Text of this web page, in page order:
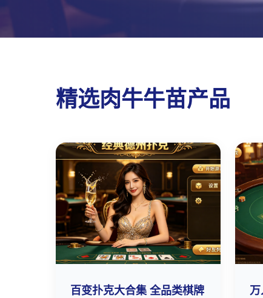
精选肉牛牛苗产品
百变扑克大合集 全品类棋牌